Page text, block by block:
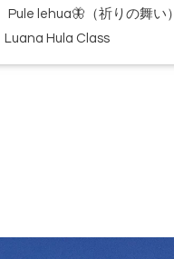
Pule lehua🦋（祈りの舞い）
Luana Hula Class